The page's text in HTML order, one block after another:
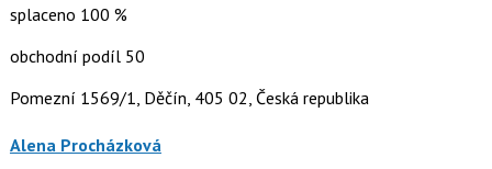
splaceno 100 %
obchodní podíl 50
Pomezní 1569/1, Děčín, 405 02, Česká republika
Alena Procházková